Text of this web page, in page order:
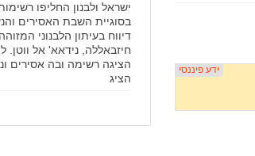
ישראל ולבנון החליפו
בסוגיית השבת האסירים
דיווח בעיתון הלבנוני
חיזבאללה, נידאא' אל ווטן.
הציגה רשימה ובה אסירים
הציג